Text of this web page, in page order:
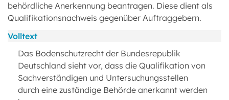
behördliche Anerkennung beantragen. Diese dient als
Qualifikationsnachweis gegenüber Auftraggebern.
Volltext
Das Bodenschutzrecht der Bundesrepublik
Deutschland sieht vor, dass die Qualifikation von
Sachverständigen und Untersuchungsstellen
durch eine zuständige Behörde anerkannt werden